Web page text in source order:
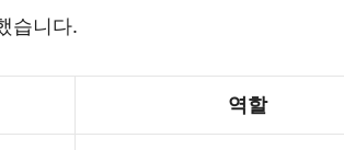
습니다.
역할